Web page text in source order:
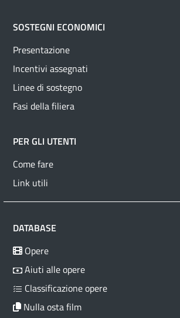
SOSTEGNI ECONOMICI
Presentazione
Incentivi assegnati
Linee di sostegno
Fasi della filiera
PER GLI UTENTI
Come fare
Link utili
DATABASE
Opere
Aiuti alle opere
Classificazione opere
Nulla osta film